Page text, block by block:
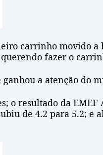
carrinho movido
fazer o
a atenção do
o resultado da
de 4.2 para 5.2; e